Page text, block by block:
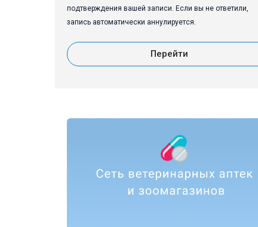
подтверждения вашей записи. Если вы не ответили,
запись автоматически аннулируется.
Перейти